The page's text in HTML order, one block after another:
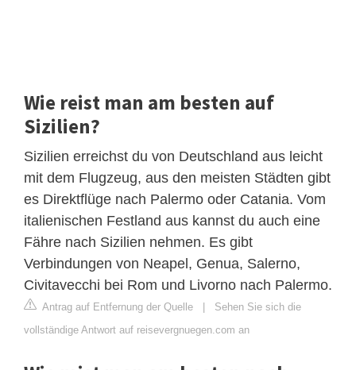
Wie reist man am besten auf
Sizilien?
Sizilien erreichst du von Deutschland aus leicht
mit dem Flugzeug, aus den meisten Städten gibt
es Direktflüge nach Palermo oder Catania. Vom
italienischen Festland aus kannst du auch eine
Fähre nach Sizilien nehmen. Es gibt
Verbindungen von Neapel, Genua, Salerno,
Civitavecchi bei Rom und Livorno nach Palermo.
Antrag auf Entfernung der Quelle | Sehen Sie sich die
vollständige Antwort auf reisevergnuegen.com an